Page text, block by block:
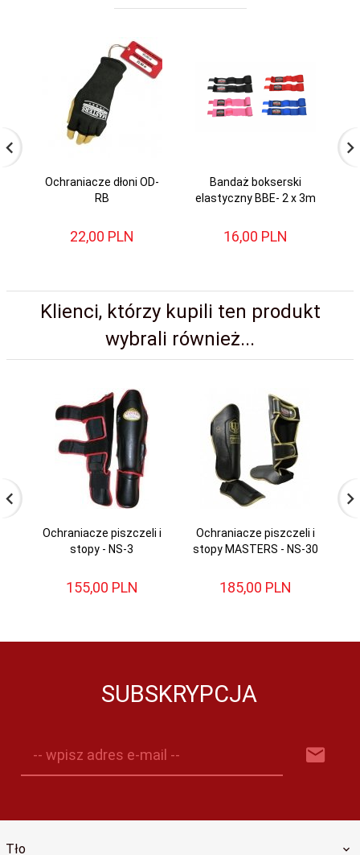
Ochraniacze dłoni OD-
RB
22,00 PLN
Bandaż bokserski
elastyczny BBE- 2 x 3m
16,00 PLN
Klienci, którzy kupili ten produkt
wybrali również...
Ochraniacze piszczeli i
stopy - NS-3
155,00 PLN
Ochraniacze piszczeli i
stopy MASTERS - NS-30
185,00 PLN
SUBSKRYPCJA
-- wpisz adres e-mail --
Tło